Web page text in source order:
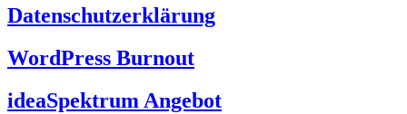
Datenschutzerklärung
WordPress Burnout
ideaSpektrum Angebot